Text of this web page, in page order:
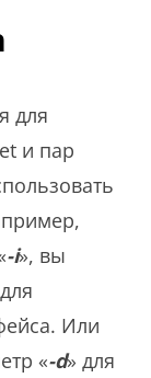
для
и пар
-i», вы
Или
«-d» для